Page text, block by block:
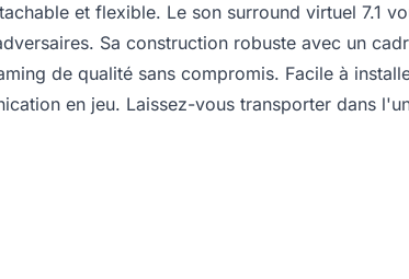
et flexible. Le son surround virtuel 7.1
Sa construction robuste avec un
de qualité sans compromis. Facile à
en jeu. Laissez-vous transporter dans